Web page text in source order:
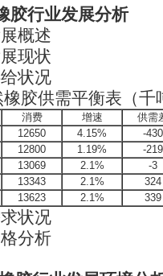
胶行业发展分析
概述
现状
状况
胶供需平衡表（千
消费 增速
供需
12650 4.15%
-430
12800 1.19%
-219
13069 2.1%
-3
13343 2.1%
324
13623 2.1% 339
状况
分析